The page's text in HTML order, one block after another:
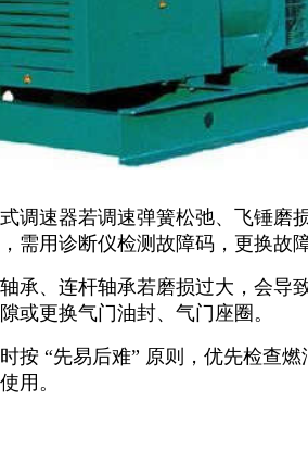
调速器若调速弹簧松弛、飞锤
用诊断仪检测故障码，更换故
承、连杆轴承若磨损过大，会
或更换气门油封、气门座圈。
按 “先易后难” 原则，优先检查
用。​